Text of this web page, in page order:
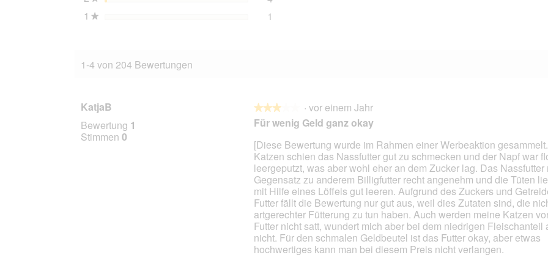
1★ 1
1-4 von 204 Bewertungen
KatjaB
Bewertung 1
Stimmen 0
★★★★★
★★★★★
3
5
Sternen.
· vor einem Jahr
Für wenig Geld ganz okay
[Diese Bewertung wurde im Rahmen einer Werbeaktion
Katzen schien das Nassfutter gut zu schmecken und der Napf war
leergeputzt, was aber wohl eher an dem Zucker lag. Das Nassfutter
Gegensatz zu anderem Billigfutter recht angenehm und die Tüten
mit Hilfe eines Löffels gut leeren. Aufgrund des Zuckers und
Futter fällt die Bewertung nur gut aus, weil dies Zutaten sind, die
artgerechter Fütterung zu tun haben. Auch werden meine Katzen
Futter nicht satt, wundert mich aber bei dem niedrigen Fleischanteil
nicht. Für den schmalen Geldbeutel ist das Futter okay, aber etwas
hochwertiges kann man bei diesem Preis nicht verlangen.